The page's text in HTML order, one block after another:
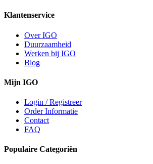
Klantenservice
Over IGO
Duurzaamheid
Werken bij IGO
Blog
Mijn IGO
Login / Registreer
Order Informatie
Contact
FAQ
Populaire Categoriën